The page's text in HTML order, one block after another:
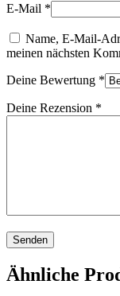
E-Mail *
Name, E-Mail-
meinen nächsten
Deine Bewertung *
Deine Rezension *
Ähnliche